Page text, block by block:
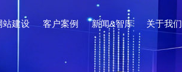
站建设 客户案例 新闻&智库 关于我们